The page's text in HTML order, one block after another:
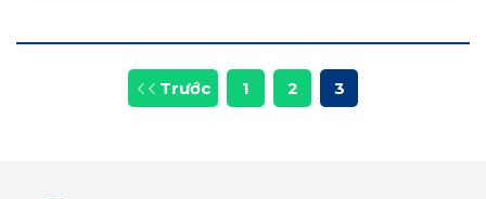
Trước 1 2 3